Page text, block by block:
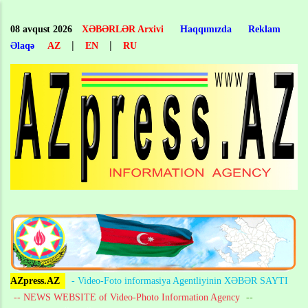
main
content
08 avqust 2026 XƏBƏRLƏR Arxivi Haqqımızda
Reklam
Əlaqə
AZ | EN | RU
AZpress.AZ
- Video-Foto informasiya Agentliyinin XƏBƏR SAYTI
-- NEWS WEBSITE of Video-Photo Information Agency --